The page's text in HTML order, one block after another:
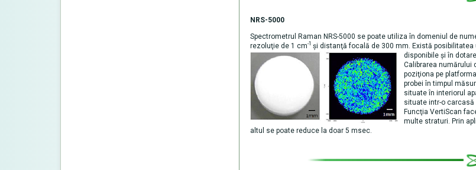
NRS-5000
Spectrometrul Raman NRS-5000 se poate utiliza în domeniul de
rezoluţie de 1 cm-1 şi distanţă focală de 300 mm. Există
disponibile şi în
Calibrarea numărului
poziţiona pe
probei în timpul
situate în interiorul
situate intr-o carcasă
Funcţia VertiScan
multe straturi. Prin
altul se poate reduce la doar 5 msec.